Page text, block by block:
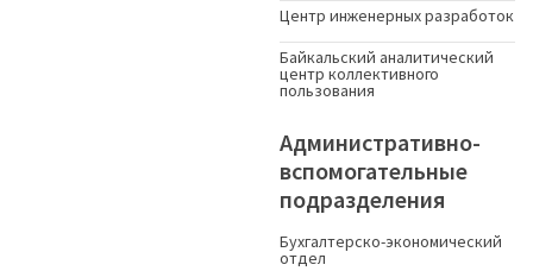
Центр инженерных разработок
Байкальский аналитический
центр коллективного
пользования
Административно-
вспомогательные
подразделения
Бухгалтерско-экономический
отдел